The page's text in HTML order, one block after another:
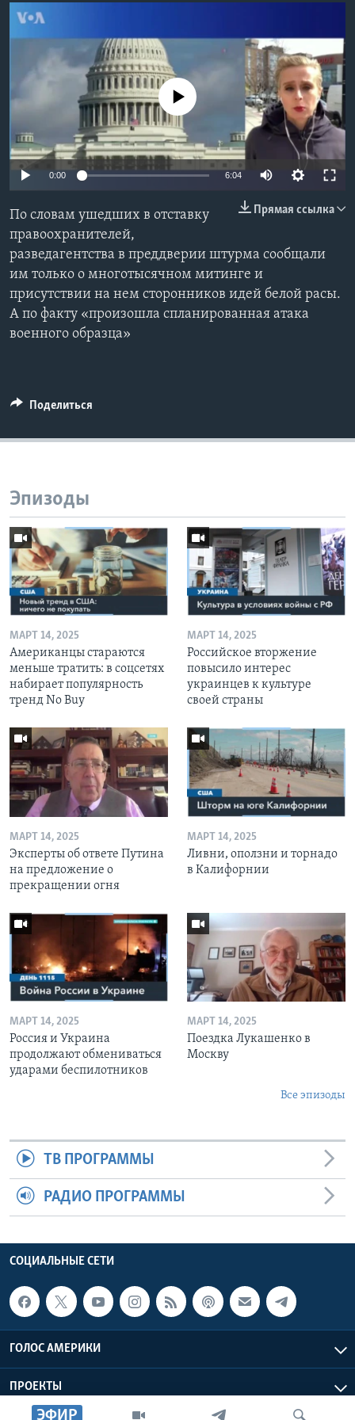
Learning English
СОЦИАЛЬНЫЕ СЕТИ
Языки
ЭФИР
No media source currently available
0:00 6:04
Прямая ссылка
По словам ушедших в отставку
правоохранителей,
разведагентства в преддверии штурма сообщали
им только о многотысячном митинге и
присутствии на нем сторонников идей белой расы.
А по факту «произошла спланированная атака
военного образца»
Поделиться
Эпизоды
МАРТ 14, 2025
Американцы стараются
меньше тратить: в соцсетях
набирает популярность
тренд No Buy
МАРТ 14, 2025
Российское вторжение
повысило интерес
украинцев к культуре
своей страны
МАРТ 14, 2025
Эксперты об ответе Путина
на предложение о
прекращении огня
МАРТ 14, 2025
Ливни, оползни и торнадо
в Калифорнии
МАРТ 14, 2025
Россия и Украина
продолжают обмениваться
ударами беспилотников
МАРТ 14, 2025
Поездка Лукашенко в
Москву
Все эпизоды
ТВ ПРОГРАММЫ
РАДИО ПРОГРАММЫ
СОЦИАЛЬНЫЕ СЕТИ
ГОЛОС АМЕРИКИ
ПРОЕКТЫ